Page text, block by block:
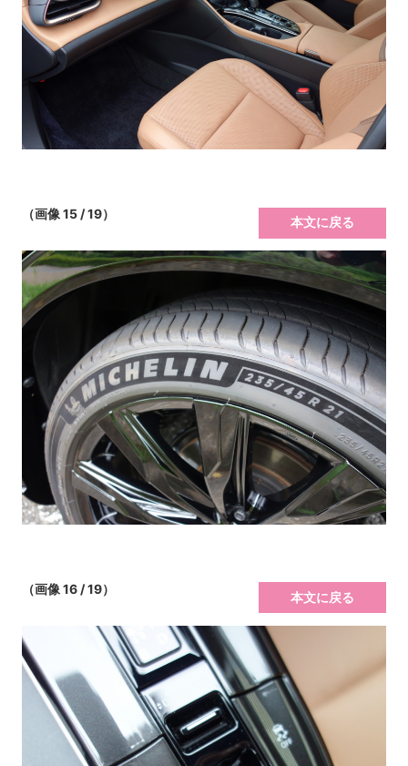
（画像 15 / 19）
本文に戻る
（画像 16 / 19）
本文に戻る